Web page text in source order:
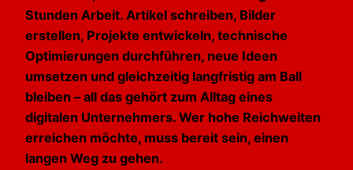
Stunden Arbeit. Artikel schreiben, Bilder
erstellen, Projekte entwickeln, technische
Optimierungen durchführen, neue Ideen
umsetzen und gleichzeitig langfristig am Ball
bleiben – all das gehört zum Alltag eines
digitalen Unternehmers. Wer hohe Reichweiten
erreichen möchte, muss bereit sein, einen
langen Weg zu gehen.